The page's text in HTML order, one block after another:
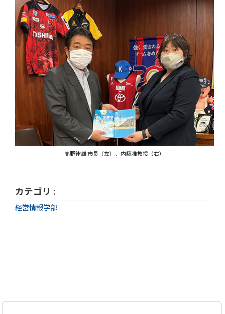
高野律雄 市長（左）、内藤准教授（右）
カテゴリ :
経営情報学部